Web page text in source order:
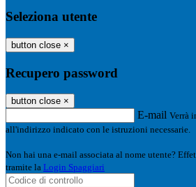
Seleziona utente
button close ×
Recupero password
button close ×
E-mail Verrà
all'indirizzo indicato con le istruzioni necessarie.
Non hai una e-mail associata al nome utente?
tramite la Login Spaggiari